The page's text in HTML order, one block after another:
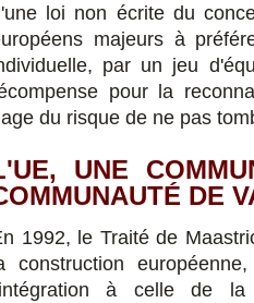
loi non écrite du
majeurs à
par un jeu
pour la
du risque de ne pas
UNE
DE
1992, le Traité de
construction
à celle de la